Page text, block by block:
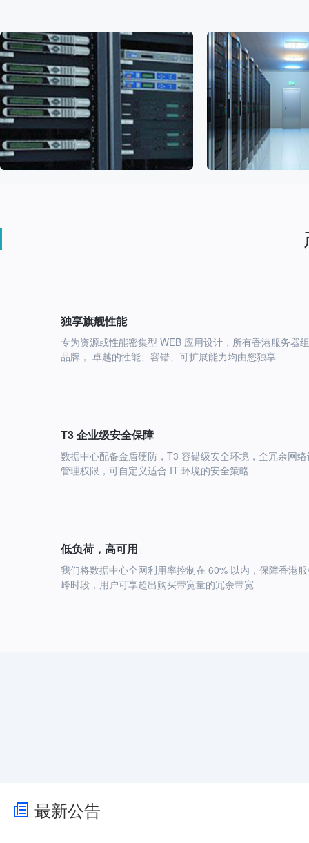
独享旗舰性能
专为资源或性能密集型 WEB 应用设计，所有香港服务器
品牌， 卓越的性能、容错、可扩展能力均由您独享
T3 企业级安全保障
数据中心配备金盾硬防，T3 容错级安全环境，全冗余网
管理权限，可自定义适合 IT 环境的安全策略
低负荷，高可用
我们将数据中心全网利用率控制在 60% 以内，保障香港
峰时段，用户可享超出购买带宽量的冗余带宽
最新公告